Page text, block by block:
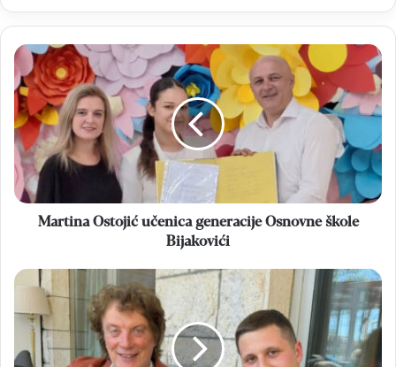
Martina
Ostojić
učenica
generacije
Osnovne
škole
Bijakovići
Martina Ostojić učenica generacije Osnovne škole
Bijakovići
Tonči
o
vjeri,
pop-